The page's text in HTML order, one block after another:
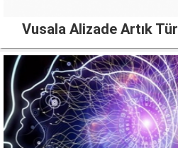
Vusala Alizade Artık